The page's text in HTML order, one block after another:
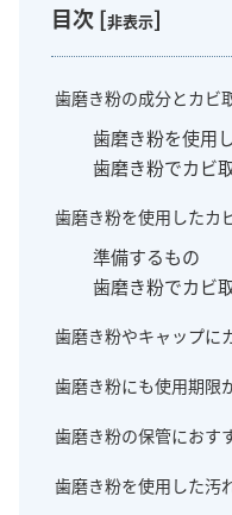
目次[非表示]
歯磨き粉の成分とカビ
歯磨き粉を使用
歯磨き粉でカビ
歯磨き粉を使用したカ
準備するもの
歯磨き粉でカビ
歯磨き粉やキャップに
歯磨き粉にも使用期限
歯磨き粉の保管におす
歯磨き粉を使用した汚